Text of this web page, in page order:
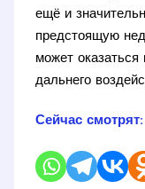
ещё и
предстоящую
может оказаться
дальнего
Сейчас смотрят: